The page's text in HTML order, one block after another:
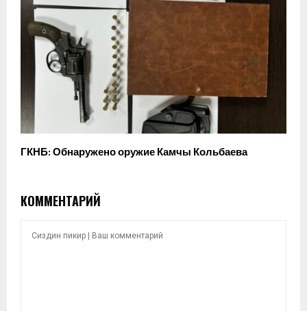
ГКНБ: Обнаружено оружие Камчы Кольбаева
КОММЕНТАРИЙ